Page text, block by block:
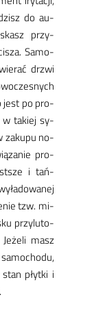
do au­
przy­
Sa­mo­
drzwi
jest po pro­
w ta­kiej sy­
za­ku­pu no­
pro­
i tań­
tzw. mi­
przy­lu­to­
masz
płyt­ki i